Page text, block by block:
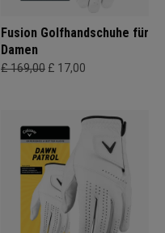
Fusion Golfhandschuhe für
Damen
£ 169,00 £ 17,00